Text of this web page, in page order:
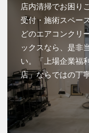
店内清掃でお困り
受付・施術スペー
どのエアコンクリ
ックスなら、是非
い。「上場企業福
店」ならではの丁